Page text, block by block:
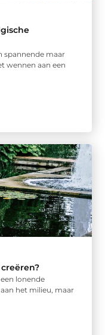
spannende maar
wennen aan een
lonende
het milieu, maar